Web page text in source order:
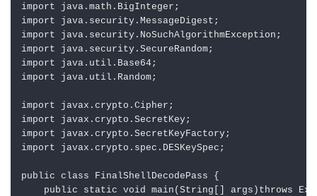
import
import
import
import
import
import java.util.Random;
import
import
import
import javax.crypto.spec.DESKeySpec;
public class FinalShellDecodePass {
public
static void main (String[] args) throws